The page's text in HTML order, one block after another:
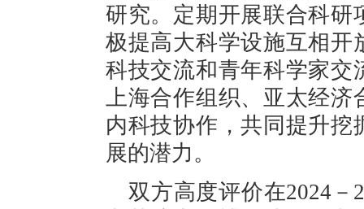
研究。定期开展联合科研
极提高大科学设施互相开
科技交流和青年科学家交
上海合作组织、亚太经济
内科技协作，共同提升
展的潜力。
双方高度评价在2024－